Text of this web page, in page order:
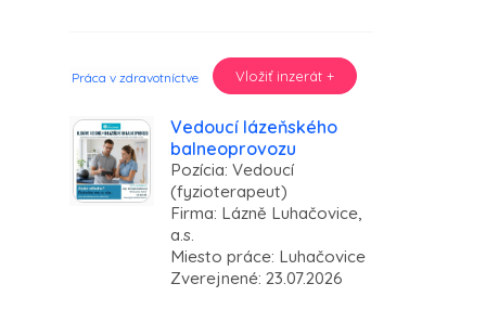
Vložiť inzerát +
Práca v zdravotníctve
Vedoucí lázeňského
balneoprovozu
Pozícia: Vedoucí
(fyzioterapeut)
Firma: Lázně Luhačovice,
a.s.
Miesto práce: Luhačovice
Zverejnené: 23.07.2026